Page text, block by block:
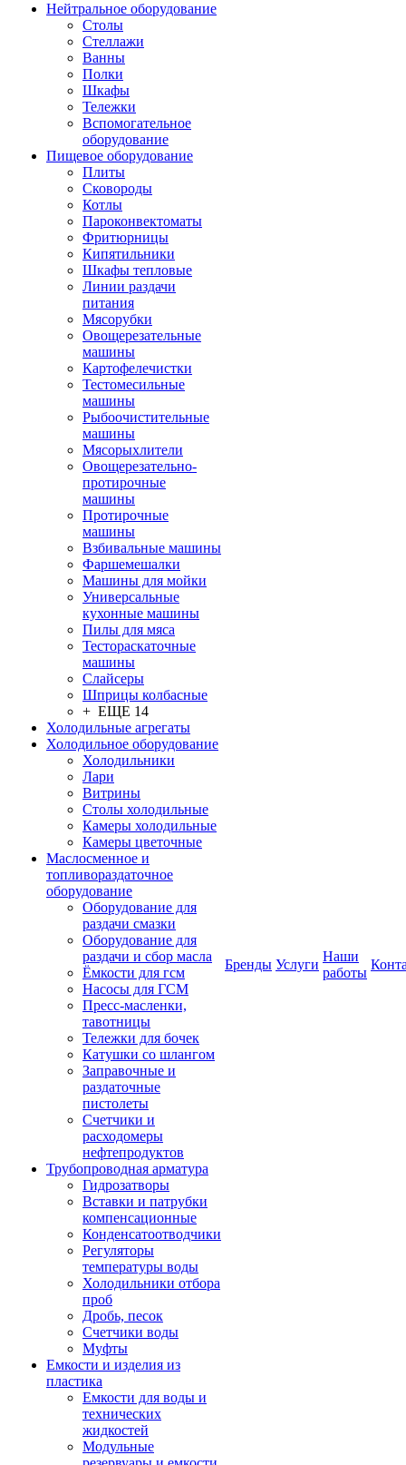
Нейтральное оборудование
Столы
Стеллажи
Ванны
Полки
Шкафы
Тележки
Вспомогательное
оборудование
Пищевое оборудование
Плиты
Сковороды
Котлы
Пароконвектоматы
Фритюрницы
Кипятильники
Шкафы тепловые
Линии раздачи
питания
Мясорубки
Овощерезательные
машины
Картофелечистки
Тестомесильные
машины
Рыбоочистительные
машины
Мясорыхлители
Овощерезательно-
протирочные
машины
Протирочные
машины
Взбивальные машины
Фаршемешалки
Машины для мойки
Универсальные
кухонные машины
Пилы для мяса
Тестораскаточные
машины
Слайсеры
Шприцы колбасные
+ ЕЩЕ 14
Холодильные агрегаты
Холодильное оборудование
Холодильники
Лари
Витрины
Столы холодильные
Камеры холодильные
Камеры цветочные
Маслосменное и
топливораздаточное
оборудование
Оборудование для
раздачи смазки
Оборудование для
раздачи и сбор масла
Ёмкости для гсм
Насосы для ГСМ
Пресс-масленки,
тавотницы
Тележки для бочек
Катушки со шлангом
Заправочные и
раздаточные
пистолеты
Счетчики и
расходомеры
нефтепродуктов
Трубопроводная арматура
Гидрозатворы
Вставки и патрубки
компенсационные
Конденсатоотводчики
Регуляторы
температуры воды
Холодильники отбора
проб
Дробь, песок
Счетчики воды
Муфты
Емкости и изделия из
пластика
Емкости для воды и
технических
жидкостей
Модульные
Бренды Услуги
Наши
работы